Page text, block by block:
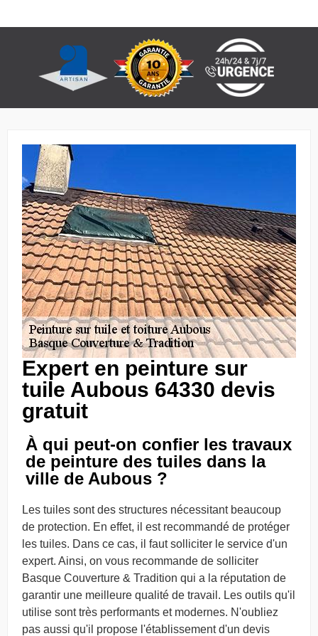
Expert en peinture sur
tuile Aubous 64330 devis
gratuit
À qui peut-on confier les travaux
de peinture des tuiles dans la
ville de Aubous ?
Les tuiles sont des structures nécessitant beaucoup
de protection. En effet, il est recommandé de protéger
les tuiles. Dans ce cas, il faut solliciter le service d'un
expert. Ainsi, on vous recommande de solliciter
Basque Couverture & Tradition qui a la réputation de
garantir une meilleure qualité de travail. Les outils qu'il
utilise sont très performants et modernes. N'oubliez
pas aussi qu'il propose l'établissement d'un devis